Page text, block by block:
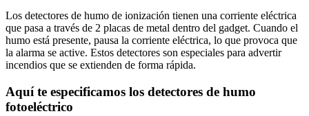
Los detectores de humo de ionización tienen una corriente eléctrica
que pasa a través de 2 placas de metal dentro del gadget. Cuando el
humo está presente, pausa la corriente eléctrica, lo que provoca que
la alarma se active. Estos detectores son especiales para advertir
incendios que se extienden de forma rápida.
Aquí te especificamos los detectores de humo
fotoeléctrico